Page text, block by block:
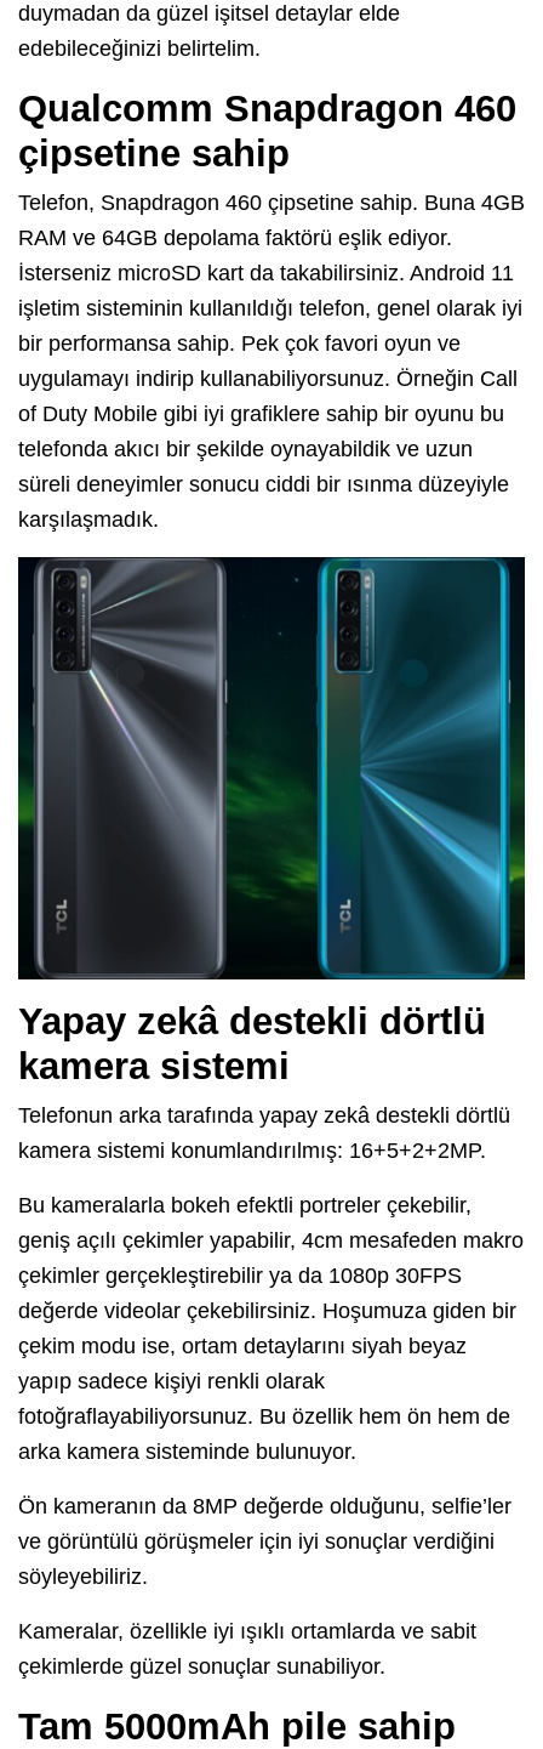
duymadan da güzel işitsel detaylar elde
edebileceğinizi belirtelim.
Qualcomm Snapdragon 460
çipsetine sahip
Telefon, Snapdragon 460 çipsetine sahip. Buna 4GB
RAM ve 64GB depolama faktörü eşlik ediyor.
İsterseniz microSD kart da takabilirsiniz. Android 11
işletim sisteminin kullanıldığı telefon, genel olarak iyi
bir performansa sahip. Pek çok favori oyun ve
uygulamayı indirip kullanabiliyorsunuz. Örneğin Call
of Duty Mobile gibi iyi grafiklere sahip bir oyunu bu
telefonda akıcı bir şekilde oynayabildik ve uzun
süreli deneyimler sonucu ciddi bir ısınma düzeyiyle
karşılaşmadık.
Yapay zekâ destekli dörtlü
kamera sistemi
Telefonun arka tarafında yapay zekâ destekli dörtlü
kamera sistemi konumlandırılmış: 16+5+2+2MP.
Bu kameralarla bokeh efektli portreler çekebilir,
geniş açılı çekimler yapabilir, 4cm mesafeden makro
çekimler gerçekleştirebilir ya da 1080p 30FPS
değerde videolar çekebilirsiniz. Hoşumuza giden bir
çekim modu ise, ortam detaylarını siyah beyaz
yapıp sadece kişiyi renkli olarak
fotoğraflayabiliyorsunuz. Bu özellik hem ön hem de
arka kamera sisteminde bulunuyor.
Ön kameranın da 8MP değerde olduğunu, selfie’ler
ve görüntülü görüşmeler için iyi sonuçlar verdiğini
söyleyebiliriz.
Kameralar, özellikle iyi ışıklı ortamlarda ve sabit
çekimlerde güzel sonuçlar sunabiliyor.
Tam 5000mAh pile sahip